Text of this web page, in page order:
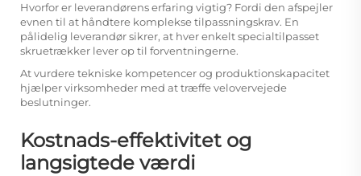
Hvorfor er leverandørens erfaring vigtig? Fordi den afspejler
evnen til at håndtere komplekse tilpassningskrav. En
pålidelig leverandør sikrer, at hver enkelt specialtilpasset
skruetrækker lever op til forventningerne.
At vurdere tekniske kompetencer og produktionskapacitet
hjælper virksomheder med at træffe velovervejede
beslutninger.
Kostnads-effektivitet og
langsigtede værdi